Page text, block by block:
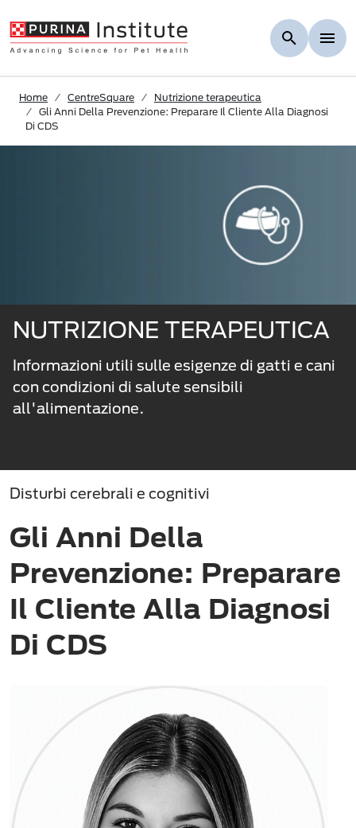
Home CentreSquare
Nutrizione terapeutica
Gli Anni Della Prevenzione: Preparare Il Cliente Alla Diagnosi
Di CDS
NUTRIZIONE TERAPEUTICA
Informazioni utili sulle esigenze di gatti e cani
con condizioni di salute sensibili
all'alimentazione.
Disturbi cerebrali e cognitivi
Gli Anni Della
Prevenzione: Preparare
Il Cliente Alla Diagnosi
Di CDS